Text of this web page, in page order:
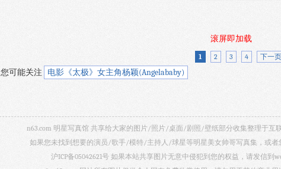
滚屏即加载
1 2 3 4 下一
您可能关注 电影《太极》女主角杨颖(Angelababy)
n63.com 明星写真馆 共享给大家的图片/照片/桌面/剧照/壁纸部分收集整理于互
如果您未找到想要的演员/歌手/模特/主持人/球星等明星美女帅哥写真集，或
沪ICP备05042621号 如果本站共享图片无意中侵犯到您的权益，请发信到